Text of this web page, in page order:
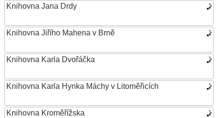
Knihovna Jana Drdy
Knihovna Jiřího Mahena v Brně
Knihovna Karla Dvořáčka
Knihovna Karla Hynka Máchy v Litoměřicích
Knihovna Kroměřížska